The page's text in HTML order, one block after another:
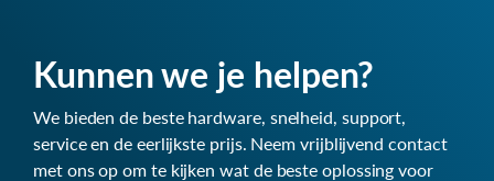
Kunnen we je helpen?
We bieden de beste hardware, snelheid, support,
service en de eerlijkste prijs. Neem vrijblijvend contact
met ons op om te kijken wat de beste oplossing voor